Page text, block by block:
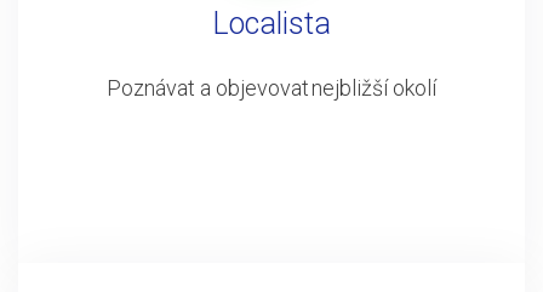
Localista
Poznávat a objevovat nejbližší okolí